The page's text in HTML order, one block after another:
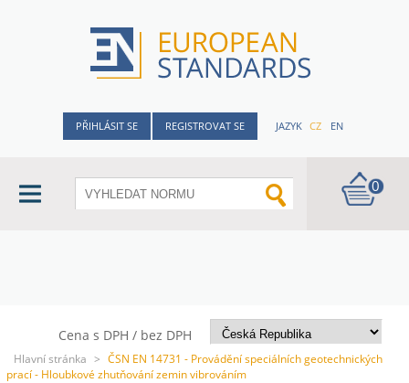
PŘIHLÁSIT SE REGISTROVAT SE JAZYK CZ EN
0
Cena s DPH / bez DPH
Hlavní stránka > ČSN EN 14731 - Provádění speciálních geotechnických
prací - Hloubkové zhutňování zemin vibrováním